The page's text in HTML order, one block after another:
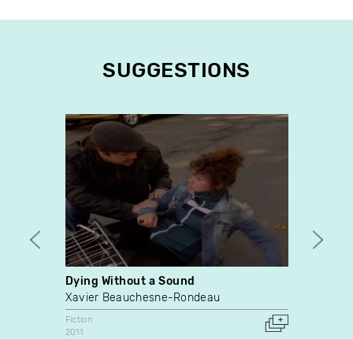
SUGGESTIONS
Dying Without a Sound
Xavier Beauchesne-Rondeau
Fiction
2011